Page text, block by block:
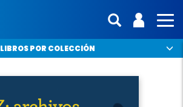
ENTRA |
LIBROS POR COLECCIÓN